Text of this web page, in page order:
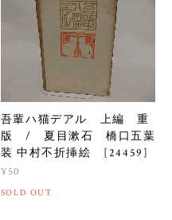
吾輩ハ猫デアル 上編 重
版 / 夏目漱石 橋口五葉
装 中村不折挿絵 [24459]
¥50
SOLD OUT